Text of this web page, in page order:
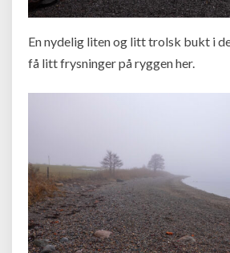
En nydelig liten og litt trolsk bukt i
få litt frysninger på ryggen her.